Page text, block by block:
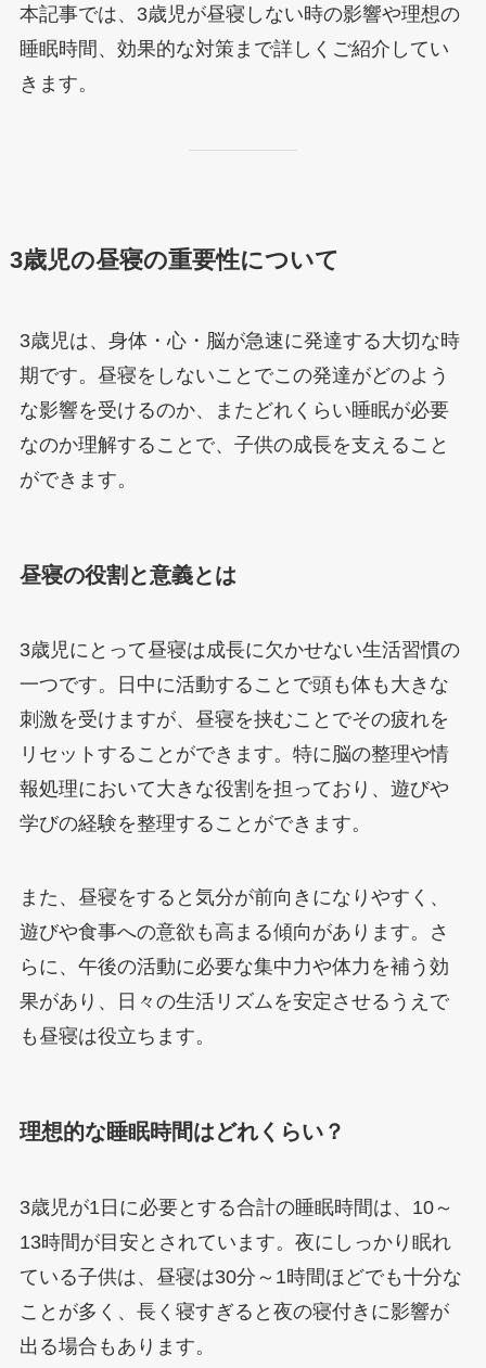
本記事では、3歳児が昼寝しない時の影響や理想の
睡眠時間、効果的な対策まで詳しくご紹介してい
きます。
3歳児の昼寝の重要性について
3歳児は、身体・心・脳が急速に発達する大切な時
期です。昼寝をしないことでこの発達がどのよう
な影響を受けるのか、またどれくらい睡眠が必要
なのか理解することで、子供の成長を支えること
ができます。
昼寝の役割と意義とは
3歳児にとって昼寝は成長に欠かせない生活習慣の
一つです。日中に活動することで頭も体も大きな
刺激を受けますが、昼寝を挟むことでその疲れを
リセットすることができます。特に脳の整理や情
報処理において大きな役割を担っており、遊びや
学びの経験を整理することができます。
また、昼寝をすると気分が前向きになりやすく、
遊びや食事への意欲も高まる傾向があります。さ
らに、午後の活動に必要な集中力や体力を補う効
果があり、日々の生活リズムを安定させるうえで
も昼寝は役立ちます。
理想的な睡眠時間はどれくらい？
3歳児が1日に必要とする合計の睡眠時間は、10～
13時間が目安とされています。夜にしっかり眠れ
ている子供は、昼寝は30分～1時間ほどでも十分な
ことが多く、長く寝すぎると夜の寝付きに影響が
出る場合もあります。